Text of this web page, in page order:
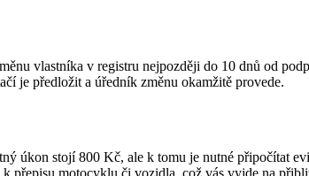
vlastníka v registru nejpozději do 10 dnů od
je předložit a úředník změnu okamžitě provede.
úkon stojí 800 Kč, ale k tomu je nutné připočítat
přepisu motocyklu či vozidla, což vás vyjde na